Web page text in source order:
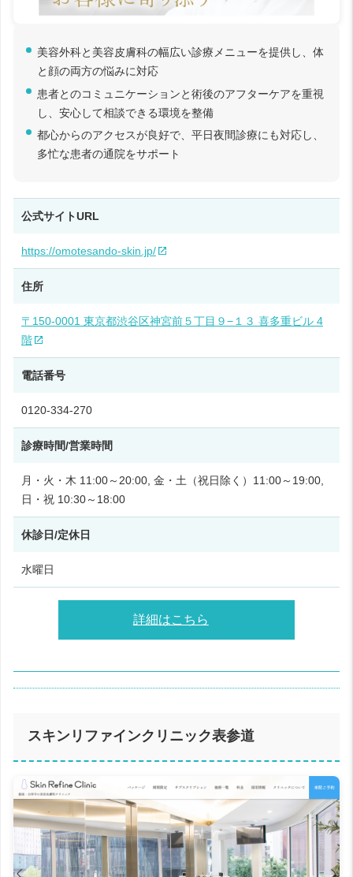
美容外科と美容皮膚科の幅広い診療メニューを提供し、体
と顔の両方の悩みに対応
患者とのコミュニケーションと術後のアフターケアを重視
し、安心して相談できる環境を整備
都心からのアクセスが良好で、平日夜間診療にも対応し、
多忙な患者の通院をサポート
公式サイトURL
https://omotesando-skin.jp/
住所
〒150-0001 東京都渋谷区神宮前５丁目９−１３ 喜多重ビル 4
階
電話番号
0120-334-270
診療時間/営業時間
月・火・木 11:00～20:00, 金・土（祝日除く）11:00～19:00,
日・祝 10:30～18:00
休診日/定休日
水曜日
詳細はこちら
スキンリファインクリニック表参道